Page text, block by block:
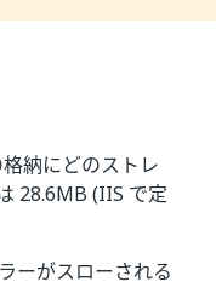
納にどのストレ
28.6MB (IIS で定
ーがスローされる